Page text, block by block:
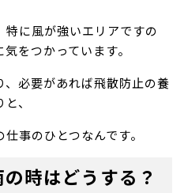
に風が強いエリアですの
をつかっています。
必要があれば飛散防止の養
、
事のひとつなんです。
時はどうする？